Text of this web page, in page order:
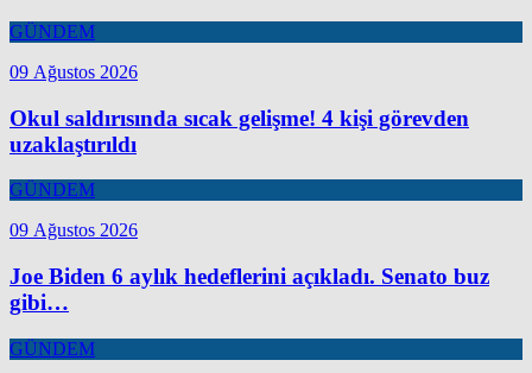
GÜNDEM
09 Ağustos 2026
Okul saldırısında sıcak gelişme! 4 kişi görevden
uzaklaştırıldı
GÜNDEM
09 Ağustos 2026
Joe Biden 6 aylık hedeflerini açıkladı. Senato buz
gibi…
GÜNDEM